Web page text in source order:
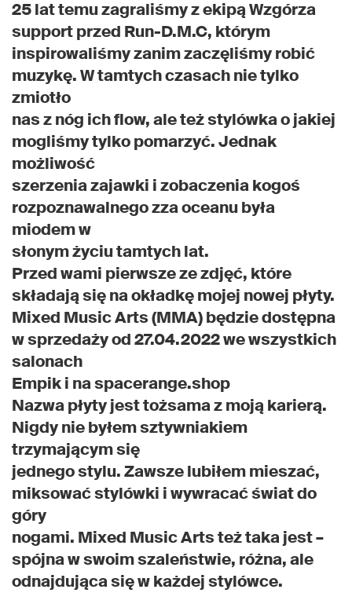
25 lat temu zagraliśmy z ekipą Wzgórza
support przed Run-D.M.C, którym
inspirowaliśmy zanim zaczęliśmy robić
muzykę. W tamtych czasach nie tylko
zmiotło
nas z nóg ich flow, ale też stylówka o jakiej
mogliśmy tylko pomarzyć. Jednak
możliwość
szerzenia zajawki i zobaczenia kogoś
rozpoznawalnego zza oceanu była
miodem w
słonym życiu tamtych lat.
Przed wami pierwsze ze zdjęć, które
składają się na okładkę mojej nowej płyty.
Mixed Music Arts (MMA) będzie dostępna
w sprzedaży od 27.04.2022 we wszystkich
salonach
Empik i na spacerange.shop
Nazwa płyty jest tożsama z moją karierą.
Nigdy nie byłem sztywniakiem
trzymającym się
jednego stylu. Zawsze lubiłem mieszać,
miksować stylówki i wywracać świat do
góry
nogami. Mixed Music Arts też taka jest –
spójna w swoim szaleństwie, różna, ale
odnajdująca się w każdej stylówce.